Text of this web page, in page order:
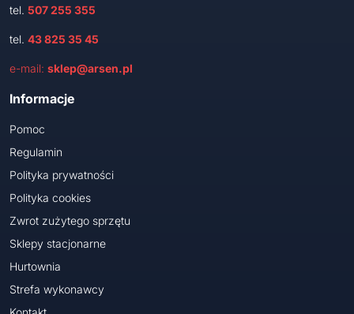
tel. 507 255 355
tel. 43 825 35 45
e-mail: sklep@arsen.pl
Informacje
Pomoc
Regulamin
Polityka prywatności
Polityka cookies
Zwrot zużytego sprzętu
Sklepy stacjonarne
Hurtownia
Strefa wykonawcy